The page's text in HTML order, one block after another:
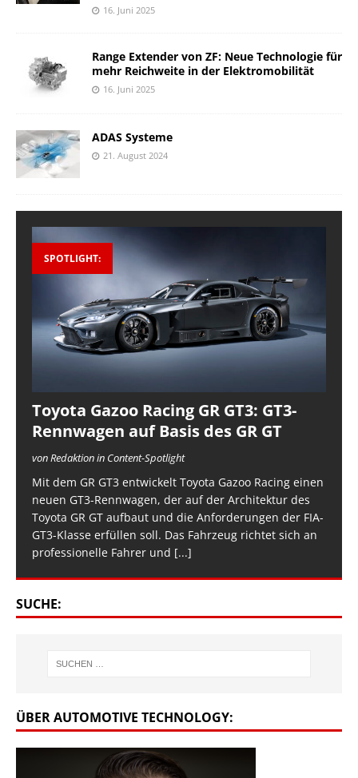
16. Juni 2025
Range Extender von ZF: Neue Technologie für
mehr Reichweite in der Elektromobilität
16. Juni 2025
ADAS Systeme
21. August 2024
SPOTLIGHT:
Toyota Gazoo Racing GR GT3: GT3-
Rennwagen auf Basis des GR GT
von Redaktion in Content-Spotlight
Mit dem GR GT3 entwickelt Toyota Gazoo Racing einen
neuen GT3-Rennwagen, der auf der Architektur des
Toyota GR GT aufbaut und die Anforderungen der FIA-
GT3-Klasse erfüllen soll. Das Fahrzeug richtet sich an
professionelle Fahrer und [...]
SUCHE:
ÜBER AUTOMOTIVE TECHNOLOGY: